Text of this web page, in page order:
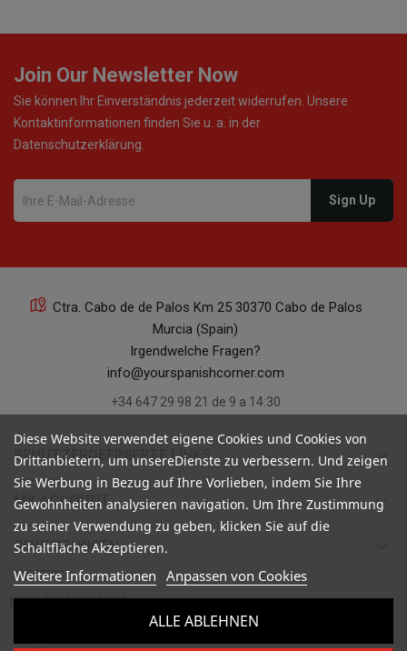
Join Our Newsletter Now
Sie können Ihr Einverständnis jederzeit widerrufen. Unsere
Kontaktinformationen finden Sie u. a. in der
Datenschutzerklärung.
Ctra. Cabo de de Palos Km 25 30370 Cabo de Palos
Murcia (Spain)
Irgendwelche Fragen?
info@yourspanishcorner.com
+34 647 29 98 21 de 9 a 14:30
BENUTZERDEFINIERTE LINKS keyboard_arrow_down
MY ACCOUNT keyboard_arrow_down
BEWERTUNGEN
INFORMATIONEN 
Diese Website verwendet eigene Cookies und Cookies von
Drittanbietern, um unsereDienste zu verbessern. Und zeigen
Sie Werbung in Bezug auf Ihre Vorlieben, indem Sie Ihre
Gewohnheiten analysieren navigation. Um Ihre Zustimmung
zu seiner Verwendung zu geben, klicken Sie auf die
Schaltfläche Akzeptieren.
Weitere Informationen Anpassen von Cookies
ALLE ABLEHNEN